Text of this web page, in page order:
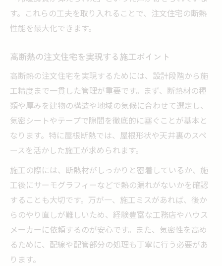
す。これらの工夫を取り入れることで、注文住宅の断熱
性能を最大化できます。
高断熱の注文住宅を実現する施工ポイント
高断熱の注文住宅を実現するためには、設計段階から施
工精度まで一貫した管理が重要です。まず、断熱材の種
類や厚みを建物の構造や地域の気候に合わせて選定し、
気密シートやテープで隙間を徹底的に塞ぐことが基本と
なります。特に屋根断熱では、屋根形状や天井裏のスペ
ースを活かした施工が求められます。
施工の際には、断熱材がしっかりと密着しているか、施
工後にサーモグラフィーなどで熱の漏れがないかを確認
することも大切です。万が一、施工ミスがあれば、後か
らのやり直しが難しいため、経験豊富な工務店やハウス
メーカーに依頼するのが安心です。また、気密性を高め
るために、配線や配管部分の処理も丁寧に行う必要があ
ります。